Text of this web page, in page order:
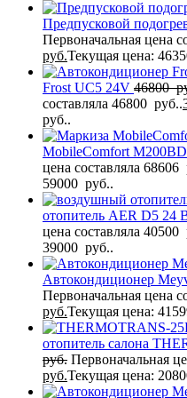
Предпусковой
Первоначальная цена
руб.Текущая цена:
Frost UC5 24V 46800
составляла 46800 руб..
руб..
MobileComfort M200BD
цена составляла 68606
59000 руб..
отопитель AER D5 24
цена составляла 40500
39000 руб..
Автокондиционер
Первоначальная цена
руб.Текущая цена:
отопитель салона
руб. Первоначальная
руб.Текущая цена: